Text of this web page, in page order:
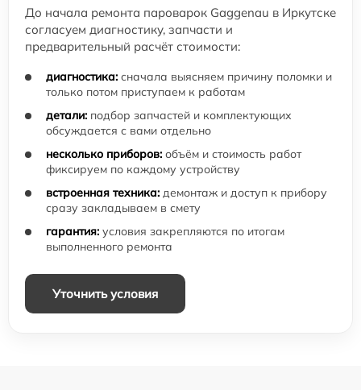
До начала ремонта пароварок Gaggenau в Иркутске
согласуем диагностику, запчасти и
предварительный расчёт стоимости:
диагностика: сначала выясняем причину поломки и
только потом приступаем к работам
детали: подбор запчастей и комплектующих
обсуждается с вами отдельно
несколько приборов: объём и стоимость работ
фиксируем по каждому устройству
встроенная техника: демонтаж и доступ к прибору
сразу закладываем в смету
гарантия: условия закрепляются по итогам
выполненного ремонта
Уточнить условия